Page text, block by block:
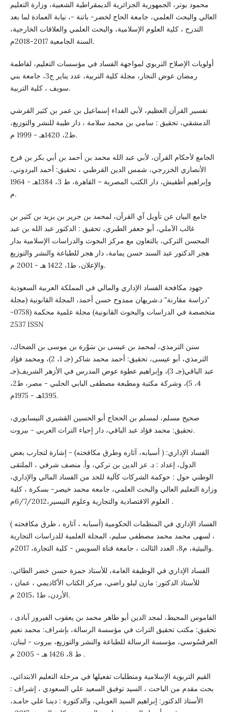
محمود بوتر، الجمهوریة الجزائریة الدیمقراطیة الشعبیة، وزارة التعلیم
العالي والبحث العلمي، جامعة الحاج لخضر- باتنة -، نیابة العمادة لما بعد
التدرج ، كلیة العلوم الإسلامیة، والبحث العلمي والعلاقات الخارجیة،
السنة الجامعیة 2017-2018م.
أولويات الإصلاح التربوي لمواجهة الفساد في مؤسسات التعليم، لفاطمة
رمضان عوض النجار، مجلة كلية التربية، عدد يناير ج3، جامعة بني
سويف ، كلية التربية.
تفسير القرآن العظيم، لأبي الفداء إسماعيل بن عمر بن كثير القرشي
الدمشقي، تحقيق : سامي بن محمد سلامة ، دار طيبة للنشر والتوزيع،
ط2، 1420هـ - 1999 م.
الجامع لأحكام القرآن، لأبي عبد الله محمد بن أحمد بن أبي بكر بن فرح
الأنصاري الخزرجي، شمس الدين القرطبي ، تحقيق: أحمد البردوني،
وإبراهيم أطفيش، دار الكتب المصرية – القاهرة، ط 3، 1384هـ - 1964
م.
جامع البيان عن تأويل آي القرآن، لمحمد بن جرير بن يزيد بن كثير بن
غالب الآملي، أبو جعفر الطبري، تحقيق : الدكتور عبد الله بن عبد
المحسن التركي، بالتعاون مع مركز البحوث والدراسات الإسلامية بدار
هجر الدكتور عبد السند حسن يمامة، دار هجر للطباعة والنشر والتوزيع
والإعلان، ط1، 1422 هـ - 2001 م.
جهود مكافحة الفساد الإداري والمالي في المملكة العربية السعودية
"دراسة مقارنة" د.شريهان ممدوح حسن أحمد، المجلة القانونية (مجلة
متخصصة في الدراسات والبحوث القانونية) مجلة علمية محكمة (0758-
2537 ISSN
سنن الترمذي، لمحمد بن عيسى بن سَوْرة بن موسى بن الضحاك،
الترمذي، أبو عيسى، تحقيق: أحمد محمد شاكر (جـ 1، 2)، ومحمد فؤاد
عبد الباقي(جـ 3)، وإبراهيم عطوة عوض المدرس في الأزهر الشريف(جـ
4، 5)، وشركة مكتبة ومطبعة مصطفى البابي الحلبي - مصر، ط2،
1395هـ - 1975م.
صحيح مسلم، لمسلم بن الحجاج أبو الحسين القشيري النيسابوري،
تحقيق: محمد فؤاد عبد الباقي، دار إحياء التراث العربي - بيروت.
الفساد الإداري: ( أسبابه، آثاره وطرق مكافحته) - إشارة لتجارب بعض
الدول، إعداد : د. عز الدين بن تركي، وأ. منصف شرفي ، الملتقى
الوطني حول : حوكمة الشركات كآلية للحد من الفساد المالي والإداري،
وزارة التعليم العالي والبحث العلمي، جامعة محمد خيصر- بسكرة ، كلية
العلوم الاقتصادية والتجارية وعلوم التيسير،6/7/2012م .
الفساد الإداري في المنظمات الحكومية (أسبابه ، آثاره ، طرق مكافحته )
، لسهى محمد محمد مصطفى سليم، المجلة العلمية للدراسات التجارية
والبيئية، م8، العدد الثالث ، جامعة قناة السويس - كلية التجارة، 2017م.
الفساد الإداري في الوظيفة العامة، للأستاذ حمزة حسن خضر الطائي،
للأستاذ الدكتور: مازن ليلو راضي، مركز الكتاب الأكاديمي ، عمان ،
الأردن، ط1 ،2015 م.
القاموس المحيط، لمجد الدين أبو طاهر محمد بن يعقوب الفيروز آبادى ،
تحقيق: مكتب تحقيق التراث في مؤسسة الرسالة، بإشراف: محمد نعيم
العرقسُوسي، مؤسسة الرسالة للطباعة والنشر والتوزيع، بيروت - لبنان،
ط 8، 1426 هـ - 2005 م .
القيم التربوية الإسلامية ومتطلبات تفعيلها في مرحلة التعليم الابتدائي،
بحث مقدم من الباحث ، السيد توفيق السعيد علي السعودي ، إشراف :
الأستاذ الدكتور: إبراهيم السيد العويلي، والدكتورة : دينـا علي حامـد،